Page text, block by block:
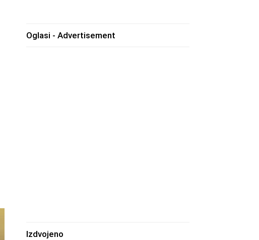
Oglasi - Advertisement
Izdvojeno